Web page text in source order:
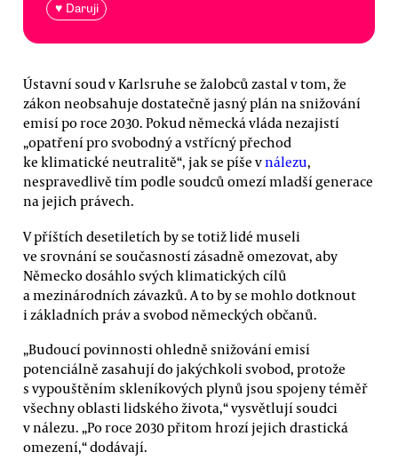
♥ Daruji
Ústavní soud v Karlsruhe se žalobců zastal v tom, že
zákon neobsahuje dostatečně jasný plán na snižování
emisí po roce 2030. Pokud německá vláda nezajistí
„opatření pro svobodný a vstřícný přechod
ke klimatické neutralitě“, jak se píše vnálezu,
nespravedlivě tím podle soudců omezí mladší generace
na jejich právech.
V příštích desetiletích by se totiž lidé museli
ve srovnání se současností zásadně omezovat, aby
Německo dosáhlo svých klimatických cílů
a mezinárodních závazků. A to by se mohlo dotknout
i základních práv a svobod německých občanů.
„Budoucí povinnosti ohledně snižování emisí
potenciálně zasahují do jakýchkoli svobod, protože
s vypouštěním skleníkových plynů jsou spojeny téměř
všechny oblasti lidského života,“ vysvětlují soudci
v nálezu. „Po roce 2030 přitom hrozí jejich drastická
omezení,“ dodávají.